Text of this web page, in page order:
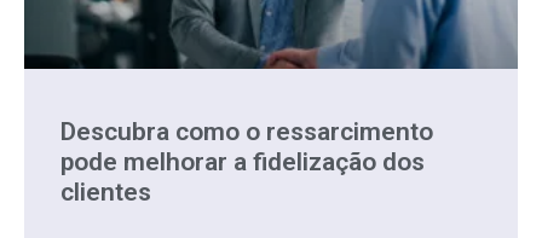
Descubra como o ressarcimento
pode melhorar a fidelização dos
clientes